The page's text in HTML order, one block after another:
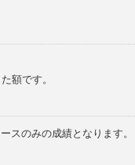
額です。
スのみの成績となります。